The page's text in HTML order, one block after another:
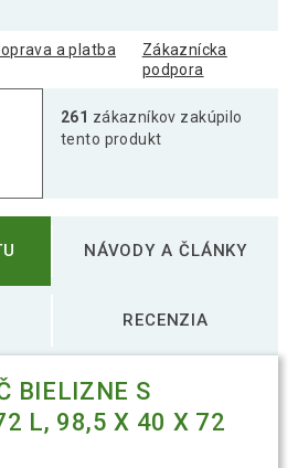
a platba
Zákaznícka
podpora
261 zákazníkov zakúpilo
tento produkt
NÁVODY A ČLÁNKY
RECENZIA
BIELIZNE S
L, 98,5 X 40 X 72